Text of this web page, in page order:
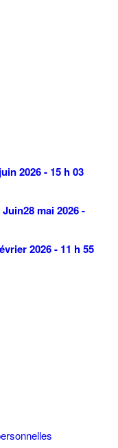
2026 - 15 h 03
Juin28 mai 2026 -
2026 - 11 h 55